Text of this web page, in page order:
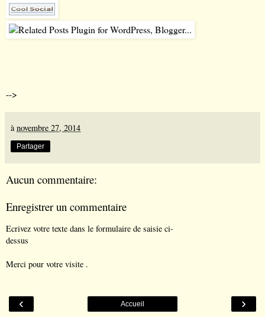
-->
à novembre 27, 2014
Partager
Aucun commentaire:
Enregistrer un commentaire
Ecrivez votre texte dans le formulaire de saisie ci-
dessus
Merci pour votre visite .
‹ ›
Accueil